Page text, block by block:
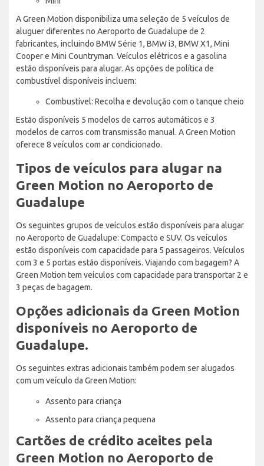
A Green Motion disponibiliza uma seleção de 5 veículos de
aluguer diferentes no Aeroporto de Guadalupe de 2
fabricantes, incluindo BMW Série 1, BMW i3, BMW X1, Mini
Cooper e Mini Countryman. Veículos elétricos e a gasolina
estão disponíveis para alugar. As opções de política de
combustível disponíveis incluem:
Combustível: Recolha e devolução com o tanque cheio
Estão disponíveis 5 modelos de carros automáticos e 3
modelos de carros com transmissão manual. A Green Motion
oferece 8 veículos com ar condicionado.
Tipos de veículos para alugar na
Green Motion no Aeroporto de
Guadalupe
Os seguintes grupos de veículos estão disponíveis para alugar
no Aeroporto de Guadalupe: Compacto e SUV. Os veículos
estão disponíveis com capacidade para 5 passageiros. Veículos
com 3 e 5 portas estão disponíveis. Viajando com bagagem? A
Green Motion tem veículos com capacidade para transportar 2 e
3 peças de bagagem.
Opções adicionais da Green Motion
disponíveis no Aeroporto de
Guadalupe.
Os seguintes extras adicionais também podem ser alugados
com um veículo da Green Motion:
Assento para criança
Assento para criança pequena
Cartões de crédito aceites pela
Green Motion no Aeroporto de